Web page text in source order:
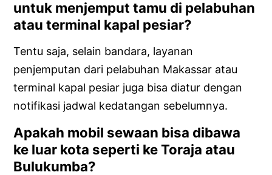
untuk menjemput tamu di pelabuhan
atau terminal kapal pesiar?
Tentu saja, selain bandara, layanan
penjemputan dari pelabuhan Makassar atau
terminal kapal pesiar juga bisa diatur dengan
notifikasi jadwal kedatangan sebelumnya.
Apakah mobil sewaan bisa dibawa
ke luar kota seperti ke Toraja atau
Bulukumba?